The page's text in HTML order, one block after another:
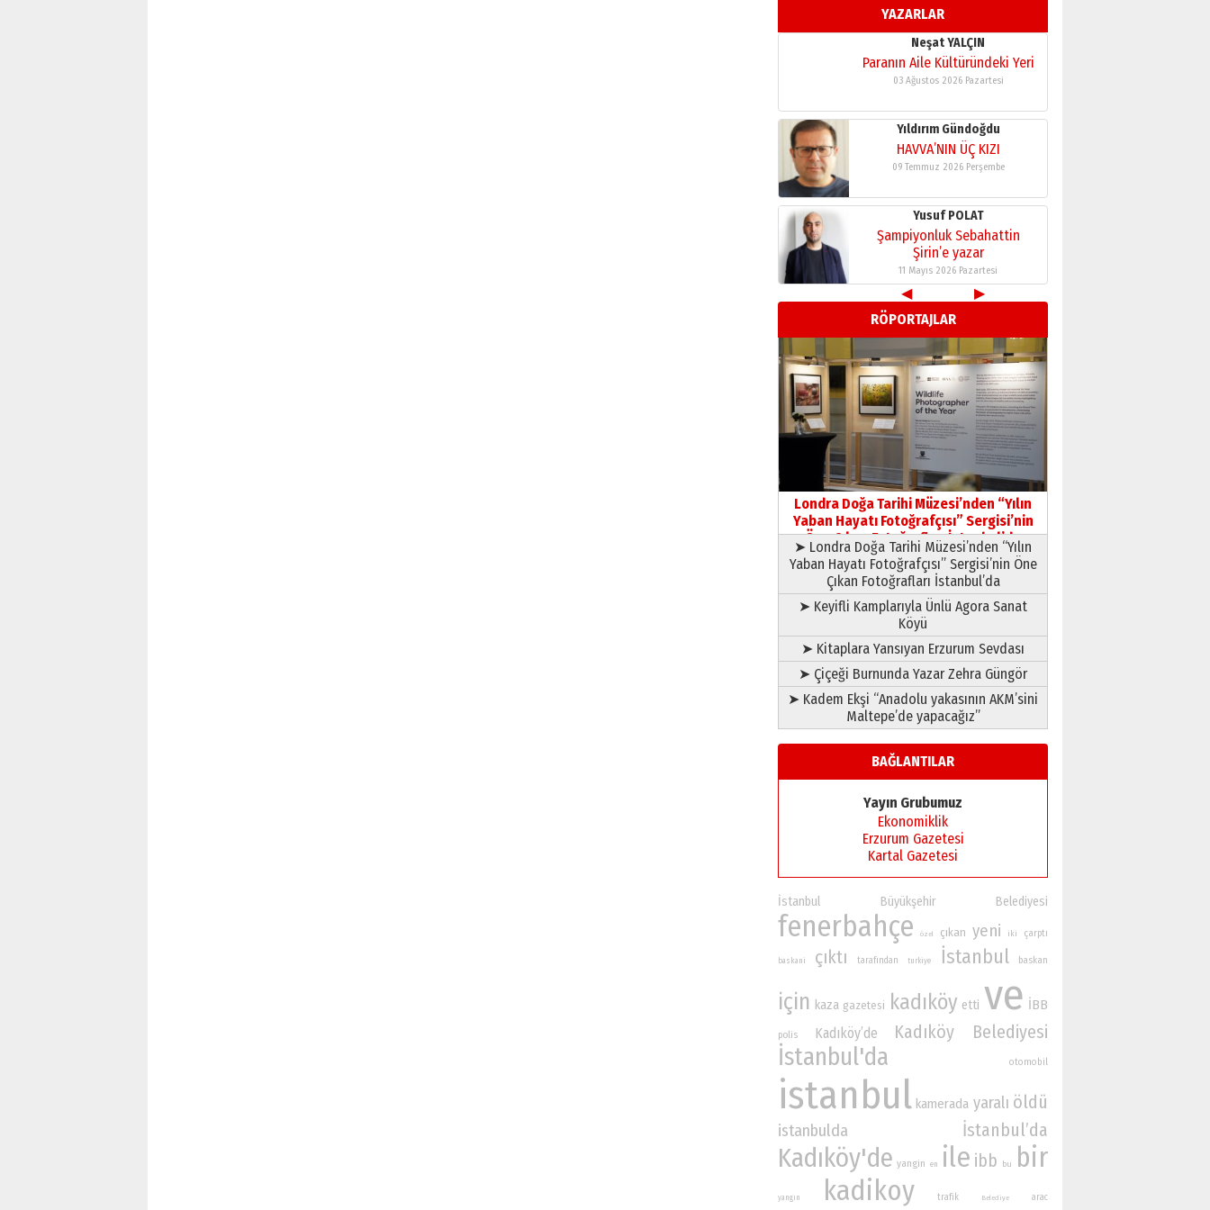
YAZARLAR
11 Mayıs 2026 Pazartesi
Neşat YALÇIN
Paranın Aile Kültüründeki Yeri
03 Ağustos 2026 Pazartesi
Yıldırım Gündoğdu
HAVVA’NIN ÜÇ KIZI
09 Temmuz 2026 Perşembe
Yusuf POLAT
Şampiyonluk Sebahattin
Şirin’e yazar
11 Mayıs 2026 Pazartesi
◀
▶
RÖPORTAJLAR
Londra Doğa Tarihi Müzesi’nden “Yılın
Yaban Hayatı Fotoğrafçısı” Sergisi’nin
Öne Çıkan Fotoğrafları İstanbul’da
➤ Londra Doğa Tarihi Müzesi’nden “Yılın
Yaban Hayatı Fotoğrafçısı” Sergisi’nin Öne
Çıkan Fotoğrafları İstanbul’da
➤ Keyifli Kamplarıyla Ünlü Agora Sanat
Köyü
➤ Kitaplara Yansıyan Erzurum Sevdası
➤ Çiçeği Burnunda Yazar Zehra Güngör
➤ Kadem Ekşi “Anadolu yakasının AKM’sini
Maltepe’de yapacağız”
BAĞLANTILAR
Yayın Grubumuz
Ekonomiklik
Erzurum Gazetesi
Kartal Gazetesi
İstanbul Büyükşehir Belediyesi
fenerbahçe özel çıkan yeni iki çarptı
baskani çıktı tarafından turkiye İstanbul baskan
için kaza gazetesi kadıköy etti ve İBB
polis Kadıköy’de Kadıköy Belediyesi
İstanbul'da otomobil
istanbul kamerada yaralı öldü
istanbulda İstanbul’da
Kadıköy'de yangin en ile ibb bu bir
yangın kadikoy trafik Belediye arac